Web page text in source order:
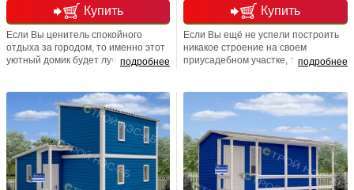
Купить
подробнее
Если Вы ценитель спокойного
отдыха за городом, то именно этот
уютный домик будет лучшим
Цена значительно меньше, а
зрительно выглядит дорого и
изысканно. Хочется отметить, что
монтаж подобного строения не
займет много времени.
Купить
подробнее
Если Вы ещё не успели построить
никакое строение на своем
приусадебном участке, то именно
качестве временной и надежной
постройки на долгие года. Она
послужит Вам и подсобным
помещением, и летней кухней, и
мастерской, и домиком для гостей.